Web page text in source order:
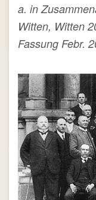
a. in
Witten, Witten
Fassung Febr.